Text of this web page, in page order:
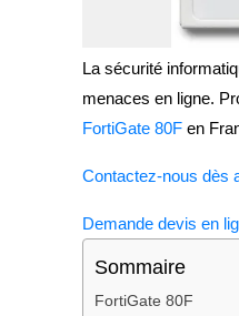
La sécurité
menaces en ligne.
FortiGate 80F en
Contactez-nous dès
Demande devis en
Sommaire
FortiGate 80F